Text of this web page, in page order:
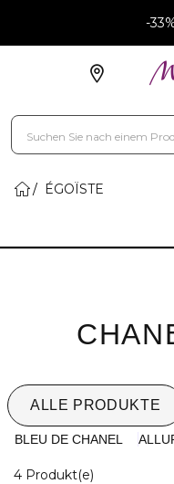
-
ÉGOÏSTE
ALLE PRODUKTE
BLEU DE CHANEL
4 Produkt(e)